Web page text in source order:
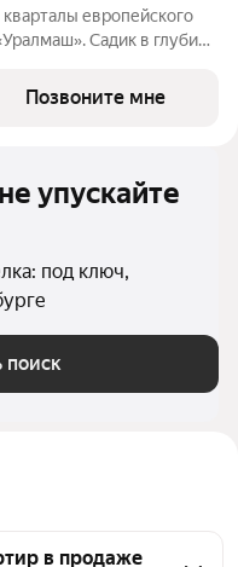
в продаже
европейского
Садик в глубине
Паркинг и уютный
Позвоните мне
упускайте
под ключ,
поиск